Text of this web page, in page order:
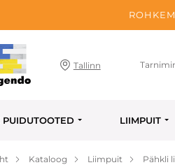
Tallinn
PUIDUTOOTED LIIMPUIT
Kataloog Liimpuit Pähkli